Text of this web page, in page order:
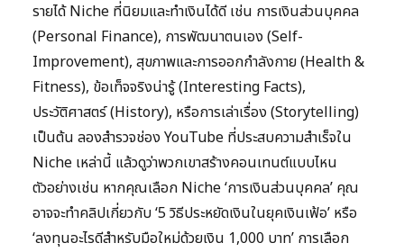
รายได้ Niche ที่นิยมและทำเงินได้ดี เช่น การเงินส่วนบุคคล
(Personal Finance), การพัฒนาตนเอง (Self-
Improvement), สุขภาพและการออกกำลังกาย (Health &
Fitness), ข้อเท็จจริงน่ารู้ (Interesting Facts),
ประวัติศาสตร์ (History), หรือการเล่าเรื่อง (Storytelling)
เป็นต้น ลองสำรวจช่อง YouTube ที่ประสบความสำเร็จใน
Niche เหล่านี้ แล้วดูว่าพวกเขาสร้างคอนเทนต์แบบไหน
ตัวอย่างเช่น หากคุณเลือก Niche ‘การเงินส่วนบุคคล’ คุณ
อาจจะทำคลิปเกี่ยวกับ ‘5 วิธีประหยัดเงินในยุคเงินเฟ้อ’ หรือ
‘ลงทุนอะไรดีสำหรับมือใหม่ด้วยเงิน 1,000 บาท’ การเลือก